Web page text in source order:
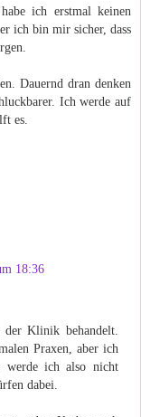
ich erstmal keinen
ich bin mir sicher, dass
Dauernd dran denken
Ich werde auf
es.
18:36
Klinik behandelt.
Praxen, aber ich
werde ich also nicht
dabei.